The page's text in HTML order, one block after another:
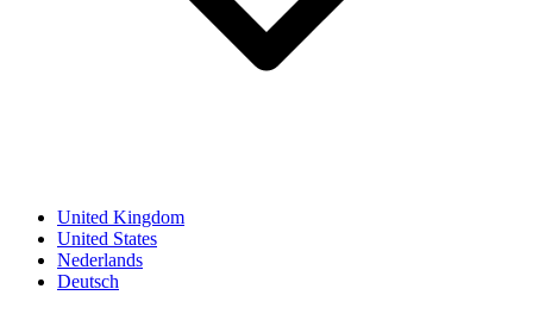
United Kingdom
United States
Nederlands
Deutsch